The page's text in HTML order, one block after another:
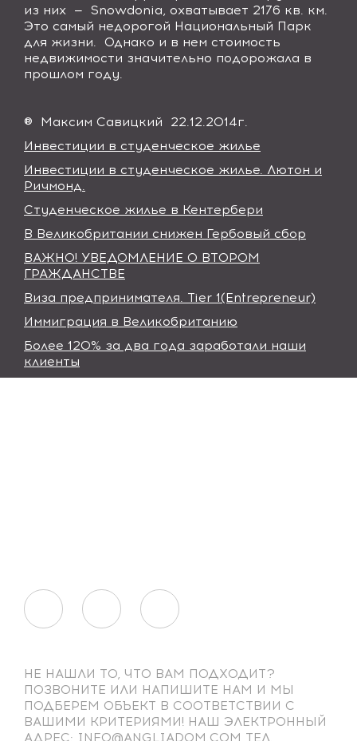
из них — Snowdonia, охватывает 2176 кв. км.
Это самый недорогой Национальный Парк
для жизни. Однако и в нем стоимость
недвижимости значительно подорожала в
прошлом году.
® Максим Савицкий 22.12.2014г.
Инвестиции в студенческое жилье
Инвестиции в студенческое жилье. Лютон и
Ричмонд.
Студенческое жилье в Кентербери
В Великобритании снижен Гербовый сбор
ВАЖНО! УВЕДОМЛЕНИЕ О ВТОРОМ
ГРАЖДАНСТВЕ
Виза предпринимателя. Tier 1(Entrepreneur)
Иммиграция в Великобританию
Более 120% за два года заработали наши
клиенты
НЕ НАШЛИ ТО, ЧТО ВАМ ПОДХОДИТ?
ПОЗВОНИТЕ ИЛИ НАПИШИТЕ НАМ И МЫ
ПОДБЕРЕМ ОБЪЕКТ В СООТВЕТСТВИИ С
ВАШИМИ КРИТЕРИЯМИ! НАШ ЭЛЕКТРОННЫЙ
АДРЕС: INFO@ANGLIADOM.COM ТЕЛ.